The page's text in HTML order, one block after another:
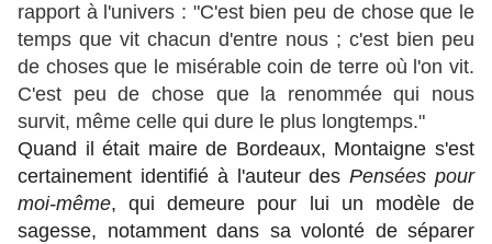
rapport à l'univers : "C'est bien peu de chose que le
temps que vit chacun d'entre nous ; c'est bien peu
de choses que le misérable coin de terre où l'on vit.
C'est peu de chose que la renommée qui nous
survit, même celle qui dure le plus longtemps."
Quand il était maire de Bordeaux, Montaigne s'est
certainement identifié à l'auteur desPensées pour
moi-même, qui demeure pour lui un modèle de
sagesse, notamment dans sa volonté de séparer